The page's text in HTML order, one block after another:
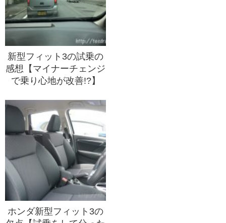
新型フィット3の試乗の
感想【マイナーチェンジ
で乗り心地が改善!?】
ホンダ新型フィット3の